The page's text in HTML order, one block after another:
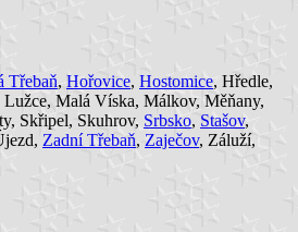
Třebaň, Hořovice, Hostomice, Hředle,
Malá Víska, Málkov, Měňany,
Skřipel, Skuhrov, Srbsko, Stašov,
Zadní Třebaň, Zaječov, Záluží,